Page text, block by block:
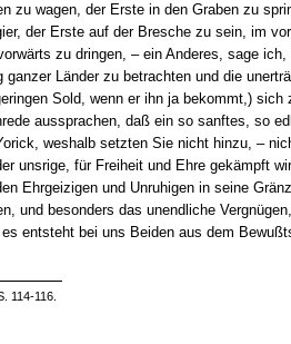
zu wagen, der Erste in den Graben zu
der Erste auf der Bresche zu sein, im
zu dringen, – ein Anderes, sage
Länder zu betrachten und die
Sold, wenn er ihn ja bekommt,) sich
aussprachen, daß ein so sanftes, so
weshalb setzten Sie nicht hinzu, –
unsrige, für Freiheit und Ehre gekämpft
Ehrgeizigen und Unruhigen in seine
und besonders das unendliche
entsteht bei uns Beiden aus dem
114-116.